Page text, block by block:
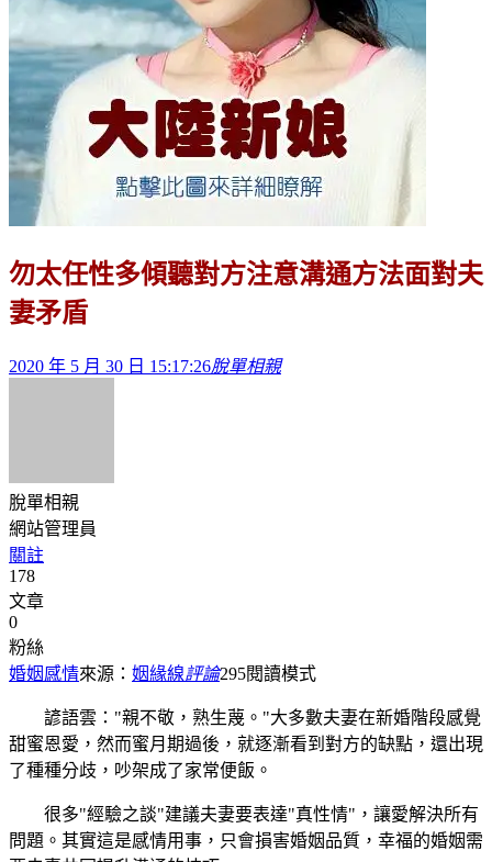
勿太任性多傾聽對方注意溝通方法面對夫
妻矛盾
2020 年 5 月 30 日 15:17:26脫單相親
脫單相親
網站管理員
關註
178
文章
0
粉絲
婚姻感情來源： 姻緣線評論295閱讀模式
諺語雲："親不敬，熟生蔑。"大多數夫妻在新婚階段感覺
甜蜜恩愛，然而蜜月期過後，就逐漸看到對方的缺點，還出現
了種種分歧，吵架成了家常便飯。
很多"經驗之談"建議夫妻要表達"真性情"，讓愛解決所有
問題。其實這是感情用事，只會損害婚姻品質，幸福的婚姻需